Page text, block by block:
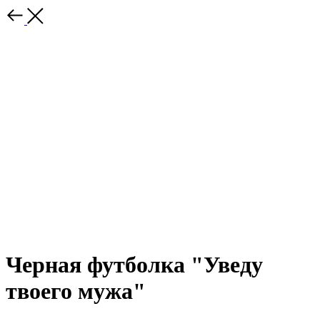
Черная футболка "Уведу
твоего мужа"